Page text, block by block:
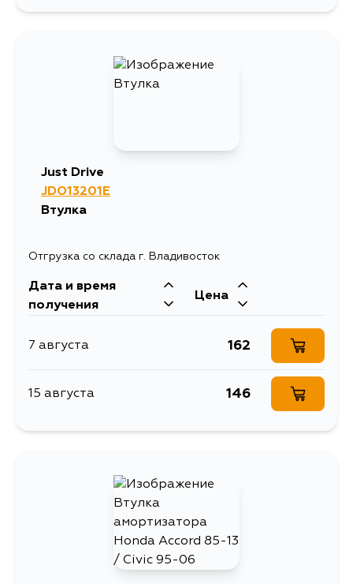
Just Drive
JDO13201E
Втулка
Отгрузка со склада г. Владивосток
Дата и время
получения
Цена
7 августа 162
15 августа 146